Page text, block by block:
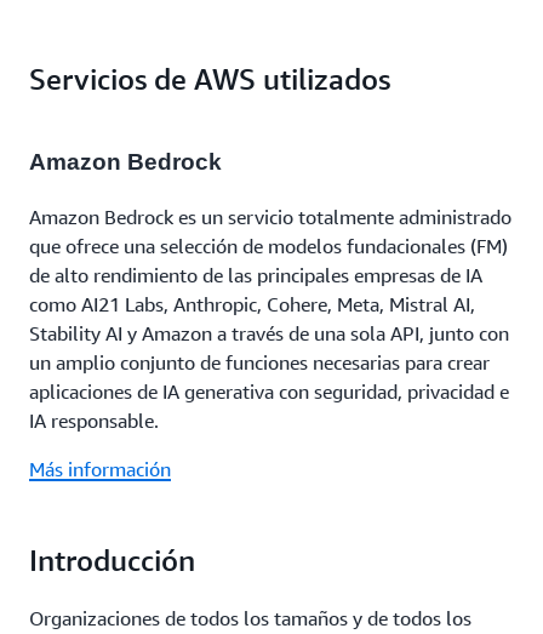
también usen la tecnología en todo lo que hacen”.
Servicios de AWS utilizados
Amazon Bedrock
Amazon Bedrock es un servicio totalmente administrado
que ofrece una selección de modelos fundacionales (FM)
de alto rendimiento de las principales empresas de IA
como AI21 Labs, Anthropic, Cohere, Meta, Mistral AI,
Stability AI y Amazon a través de una sola API, junto con
un amplio conjunto de funciones necesarias para crear
aplicaciones de IA generativa con seguridad, privacidad e
IA responsable.
Más información
Introducción
Organizaciones de todos los tamaños y de todos los